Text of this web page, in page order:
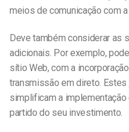
meios de comunicação com
Deve também considerar as
adicionais. Por exemplo,
sítio Web, com a
transmissão em direto. Estes
simplificam a implementação
partido do seu investimento.